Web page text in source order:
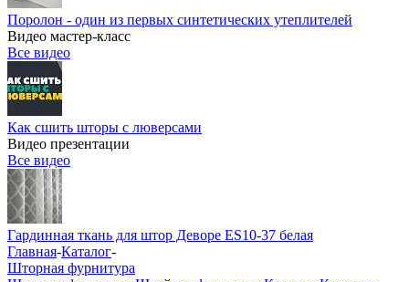
Поролон - один из первых синтетических утеплителей
Видео мастер-класс
Все видео
Как сшить шторы с люверсами
Видео презентации
Все видео
Гардинная ткань для штор Деворе ES10-37 белая
Главная-Каталог-
Шторная фурнитура